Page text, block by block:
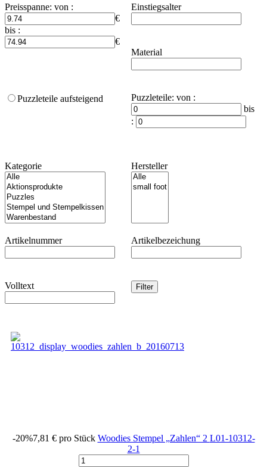
Preisspanne: von :
€
bis :
€
Einstiegsalter
Material
Puzzleteile aufsteigend Puzzleteile: von :
bis
:
Kategorie Hersteller
Artikelnummer Artikelbezeichung
Volltext
-20%7,81 € pro Stück Woodies Stempel „Zahlen“ 2 L01-10312-
2-1